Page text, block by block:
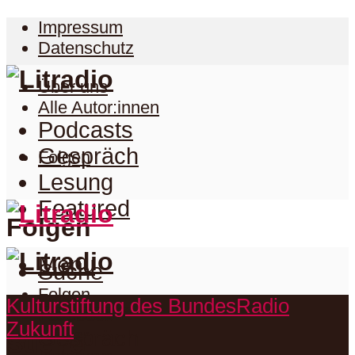
Impressum
Datenschutz
Über uns
Alle Autor:innen
Folgen
Folgen
Folgen
Facebook
Twitter
Podcasts
Gespräch
Lesung
Featured
Menu
Suche
Suche
Podcasts
Gespräch
Kulturstiftung des BundesRadio
Zukunft